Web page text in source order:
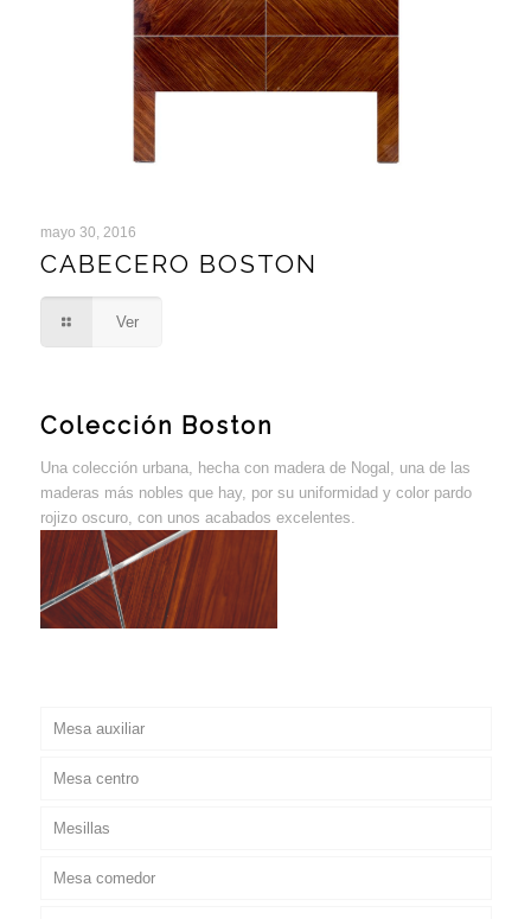
mayo 30, 2016
CABECERO BOSTON
Ver
Colección Boston
Una colección urbana, hecha con madera de Nogal, una de las
maderas más nobles que hay, por su uniformidad y color pardo
rojizo oscuro, con unos acabados excelentes.
Mesa auxiliar
Mesa centro
Mesillas
Mesa comedor